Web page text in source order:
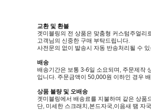
교환 및 환불
겟미블링의 전 상품은 맞춤형 커스텀주얼리
고객님의 신중한 구매 부탁드립니다.
사전문의 없이 발송시 자동 반송처리될 수
배송
배송기간은 보통 3-6일 소요되며, 주문제작
입니다. 주문금액이 50,000원 이하인 경우
상품 불량 및 오배송
겟미블링에서 배송료를 지불하며 같은 상
단, 미세한 스크래치,본드자국,이음새 땜 자